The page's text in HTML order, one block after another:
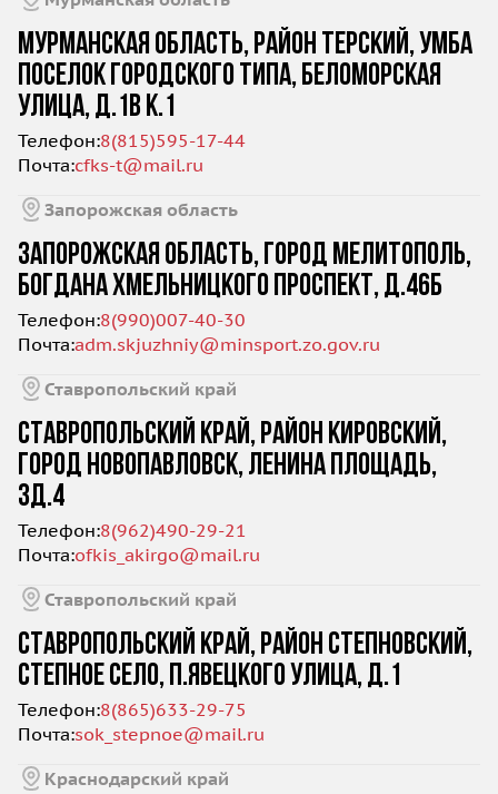
МУРМАНСКАЯ ОБЛАСТЬ, РАЙОН ТЕРСКИЙ, УМБА
ПОСЕЛОК ГОРОДСКОГО ТИПА, БЕЛОМОРСКАЯ
УЛИЦА, Д.1В К.1
Телефон:8(815)595-17-44
Почта:cfks-t@mail.ru
Запорожская область
ЗАПОРОЖСКАЯ ОБЛАСТЬ, ГОРОД МЕЛИТОПОЛЬ,
БОГДАНА ХМЕЛЬНИЦКОГО ПРОСПЕКТ, Д.46Б
Телефон:8(990)007-40-30
Почта:adm.skjuzhniy@minsport.zo.gov.ru
Ставропольский край
СТАВРОПОЛЬСКИЙ КРАЙ, РАЙОН КИРОВСКИЙ,
ГОРОД НОВОПАВЛОВСК, ЛЕНИНА ПЛОЩАДЬ,
ЗД.4
Телефон:8(962)490-29-21
Почта:ofkis_akirgo@mail.ru
Ставропольский край
СТАВРОПОЛЬСКИЙ КРАЙ, РАЙОН СТЕПНОВСКИЙ,
СТЕПНОЕ СЕЛО, П.ЯВЕЦКОГО УЛИЦА, Д.1
Телефон:8(865)633-29-75
Почта:sok_stepnoe@mail.ru
Краснодарский край